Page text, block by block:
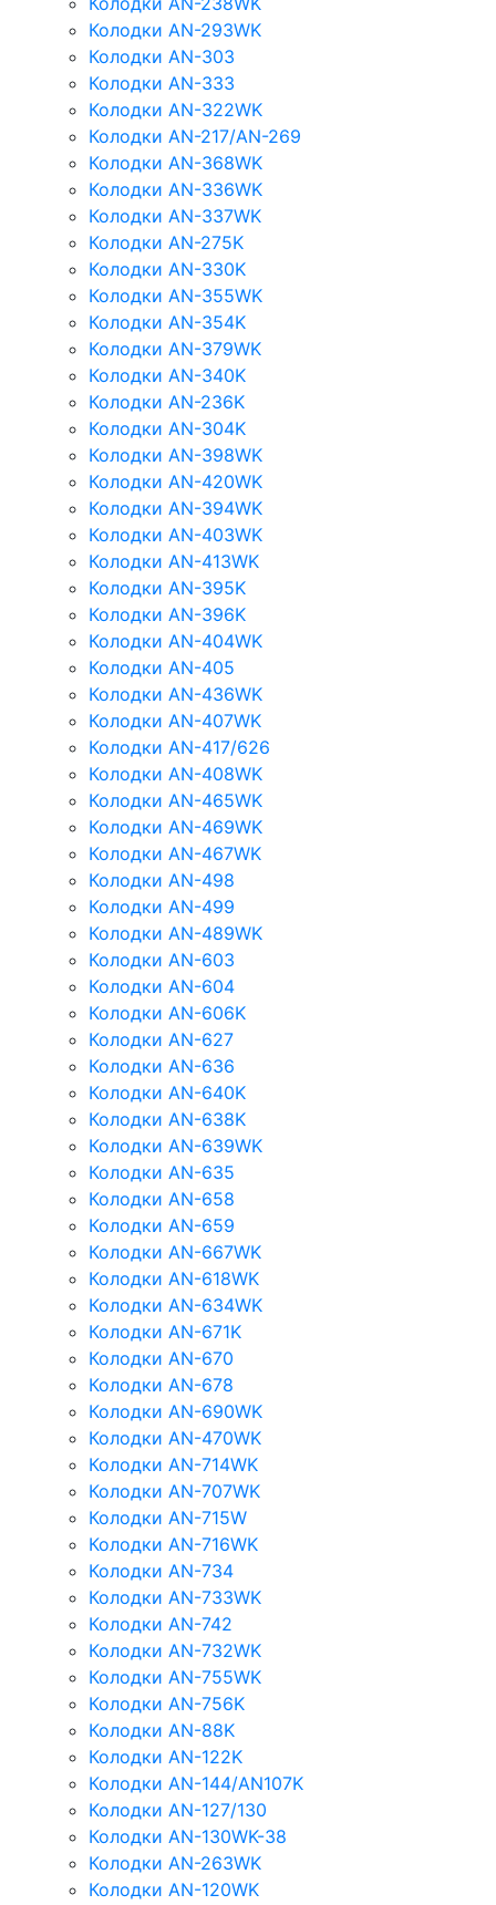
Колодки AN-293WK
Колодки AN-303
Колодки AN-333
Колодки AN-322WK
Колодки AN-217/AN-269
Колодки AN-368WK
Колодки AN-336WK
Колодки AN-337WK
Колодки AN-275K
Колодки AN-330K
Колодки AN-355WK
Колодки AN-354K
Колодки AN-379WK
Колодки AN-340K
Колодки AN-236K
Колодки AN-304K
Колодки AN-398WK
Колодки AN-420WK
Колодки AN-394WK
Колодки AN-403WK
Колодки AN-413WK
Колодки AN-395K
Колодки AN-396K
Колодки AN-404WK
Колодки AN-405
Колодки AN-436WK
Колодки AN-407WK
Колодки AN-417/626
Колодки AN-408WK
Колодки AN-465WK
Колодки AN-469WK
Колодки AN-467WK
Колодки AN-498
Колодки AN-499
Колодки AN-489WK
Колодки AN-603
Колодки AN-604
Колодки AN-606K
Колодки AN-627
Колодки AN-636
Колодки AN-640K
Колодки AN-638K
Колодки AN-639WK
Колодки AN-635
Колодки AN-658
Колодки AN-659
Колодки AN-667WK
Колодки AN-618WK
Колодки AN-634WK
Колодки AN-671K
Колодки AN-670
Колодки AN-678
Колодки AN-690WK
Колодки AN-470WK
Колодки AN-714WK
Колодки AN-707WK
Колодки AN-715W
Колодки AN-716WK
Колодки AN-734
Колодки AN-733WK
Колодки AN-742
Колодки AN-732WK
Колодки AN-755WK
Колодки AN-756K
Колодки AN-88K
Колодки AN-122K
Колодки AN-144/AN107K
Колодки AN-127/130
Колодки AN-130WK-38
Колодки AN-263WK
Колодки AN-120WK